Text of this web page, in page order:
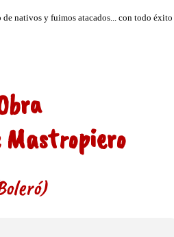
Mastropiero